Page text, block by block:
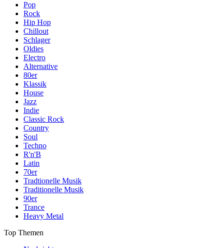
Pop
Rock
Hip Hop
Chillout
Schlager
Oldies
Electro
Alternative
80er
Klassik
House
Jazz
Indie
Classic Rock
Country
Soul
Techno
R'n'B
Latin
70er
Tradtionelle Musik
Traditionelle Musik
90er
Trance
Heavy Metal
Top Themen